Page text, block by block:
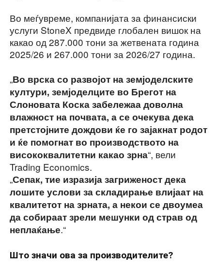
Во меѓувреме, компанијата за финансиски
услуги StoneX предвиде глобален вишок на
какао од 287.000 тони за жетвената година
2025/26 и 267.000 тони за 2026/27 година.
„Во врска со развојот на земјоделските
култури, земјоделците во Брегот на
Слоновата Коска забележаа доволна
влажност на почвата, а се очекува дека
претстојните дождови ќе го зајакнат родот
и ќе помогнат во производството на
висококвалитетни какао зрна“, вели
Trading Economics.
„Сепак, тие изразија загриженост дека
лошите услови за складирање влијаат на
квалитетот на зрната, а некои се двоумеа
да собираат зрели мешунки од страв од
неплаќање.“
Што значи ова за производителите?